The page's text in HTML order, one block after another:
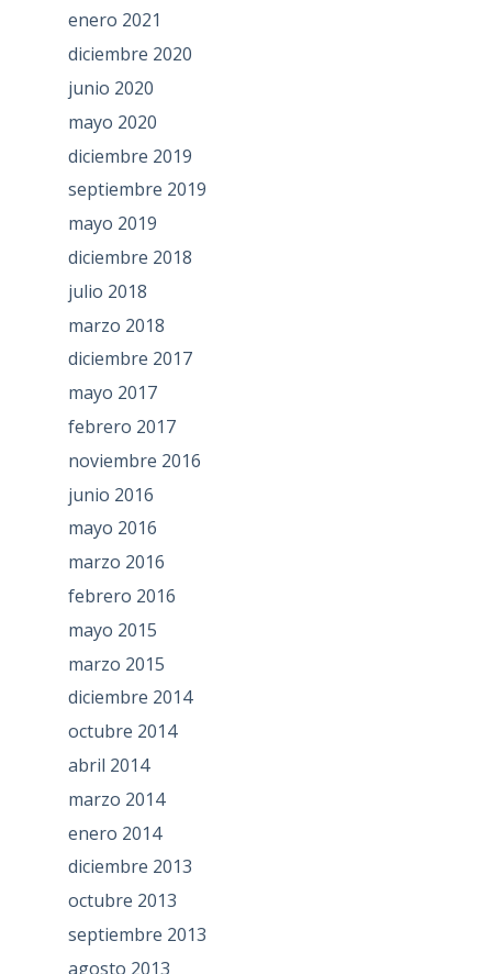
enero 2021
diciembre 2020
junio 2020
mayo 2020
diciembre 2019
septiembre 2019
mayo 2019
diciembre 2018
julio 2018
marzo 2018
diciembre 2017
mayo 2017
febrero 2017
noviembre 2016
junio 2016
mayo 2016
marzo 2016
febrero 2016
mayo 2015
marzo 2015
diciembre 2014
octubre 2014
abril 2014
marzo 2014
enero 2014
diciembre 2013
octubre 2013
septiembre 2013
agosto 2013